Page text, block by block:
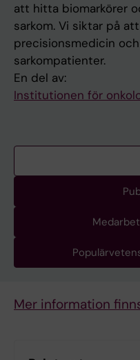
att hitta biomarkörer
sarkom. Vi siktar på
precisionsmedicin
sarkompatienter.
En del av:
Institutionen för
Mer information